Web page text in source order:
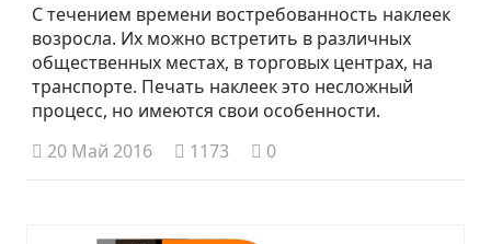
С течением времени востребованность наклеек
возросла. Их можно встретить в различных
общественных местах, в торговых центрах, на
транспорте. Печать наклеек это несложный
процесс, но имеются свои особенности.
20 Май 2016
1173 0